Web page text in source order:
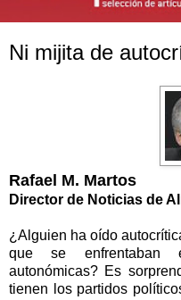
Ni mijita de
Rafael M. Martos
Director de Noticias de
¿Alguien ha oído
que se enfrentaban
autonómicas? Es
tienen los partidos